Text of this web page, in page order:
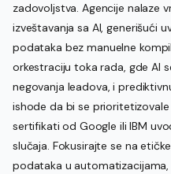
zadovoljstva. Agencije nalaze
izveštavanja sa AI, generišući
podataka bez manuelne
orkestraciju toka rada, gde AI
negovanja leadova, i
ishode da bi se prioritetizovale
sertifikati od Google ili IBM
slučaja. Fokusirajte se na
podataka u